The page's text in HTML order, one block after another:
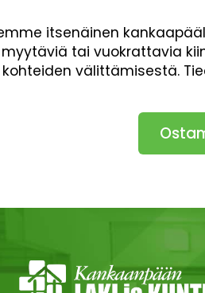
itsenäinen
myytäviä tai vuokrattavia
kohteiden välittämisestä.